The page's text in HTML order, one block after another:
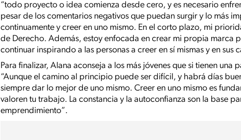
“todo proyecto o idea comienza desde cero, y es necesario
pesar de los comentarios negativos que puedan surgir y lo más
continuamente y creer en uno mismo. En el corto plazo, mi
de Derecho. Además, estoy enfocada en crear mi propia marca
continuar inspirando a las personas a creer en sí mismas y en sus
Para finalizar, Alana aconseja a los más jóvenes que si tienen
“Aunque el camino al principio puede ser difícil, y habrá días
siempre dar lo mejor de uno mismo. Creer en uno mismo es
valoren tu trabajo. La constancia y la autoconfianza son la base
emprendimiento”.